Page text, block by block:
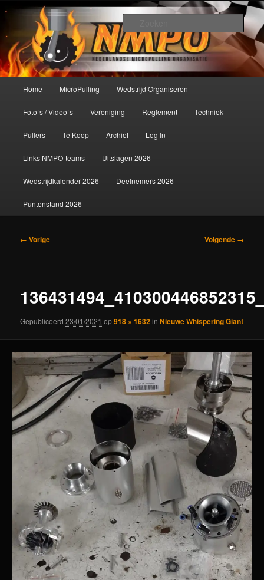
primaire
inhoudNederlandse MicroPulling
Organisatie
De meest krachtige modelbouwsport ter wereld!
Home MicroPulling Wedstrijd Organiseren
Foto`s / Video`s Vereniging Reglement Techniek
Pullers Te Koop Archief Log In
Links NMPO-teams Uitslagen 2026
Wedstrijdkalender 2026 Deelnemers 2026
Puntenstand 2026
Afbeeldingsnavigatie
← Vorige Volgende →
Gepubliceerd23/01/2021 op918 × 1632inNieuwe Whispering Giant